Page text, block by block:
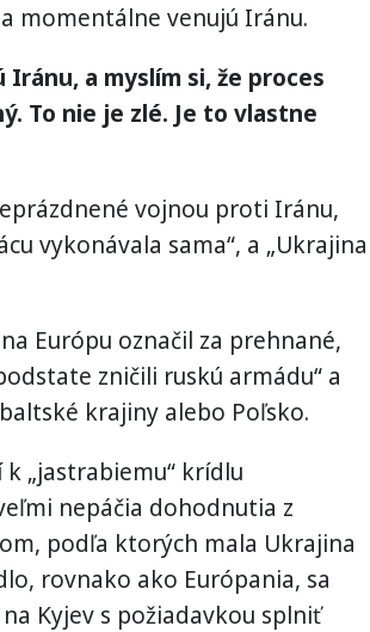
momentálne venujú Iránu.
a myslím si, že proces
To nie je zlé. Je to vlastne
vojnou proti Iránu,
vykonávala sama“, a „Ukrajina
Európu označil za prehnané,
zničili ruskú armádu“ a
krajiny alebo Poľsko.
„jastrabiemu“ krídlu
nepáčia dohodnutia z
podľa ktorých mala Ukrajina
rovnako ako Európania, sa
Kyjev s požiadavkou splniť